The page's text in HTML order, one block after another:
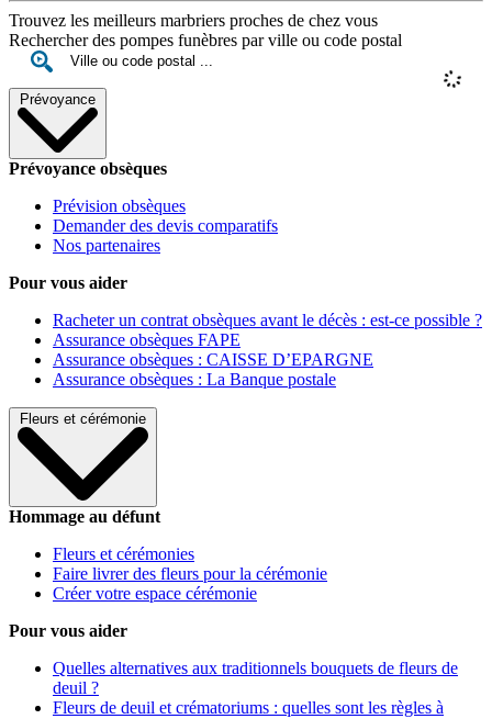
Trouvez les meilleurs marbriers proches de chez vous
Rechercher des pompes funèbres par ville ou code postal
Prévoyance
Prévoyance obsèques
Prévision obsèques
Demander des devis comparatifs
Nos partenaires
Pour vous aider
Racheter un contrat obsèques avant le décès : est-ce possible ?
Assurance obsèques FAPE
Assurance obsèques : CAISSE D’EPARGNE
Assurance obsèques : La Banque postale
Fleurs et cérémonie
Hommage au défunt
Fleurs et cérémonies
Faire livrer des fleurs pour la cérémonie
Créer votre espace cérémonie
Pour vous aider
Quelles alternatives aux traditionnels bouquets de fleurs de
deuil ?
Fleurs de deuil et crématoriums : quelles sont les règles à